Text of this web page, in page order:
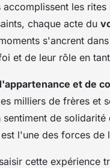
les
chaque acte du
s'ancrent
et de leur rôle en
et de
milliers de frères et
de
l'une des forces de
cette expérience